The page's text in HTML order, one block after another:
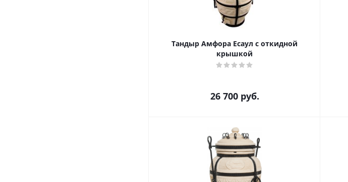
Тандыр Амфора Есаул c откидной
крышкой
26 700руб.